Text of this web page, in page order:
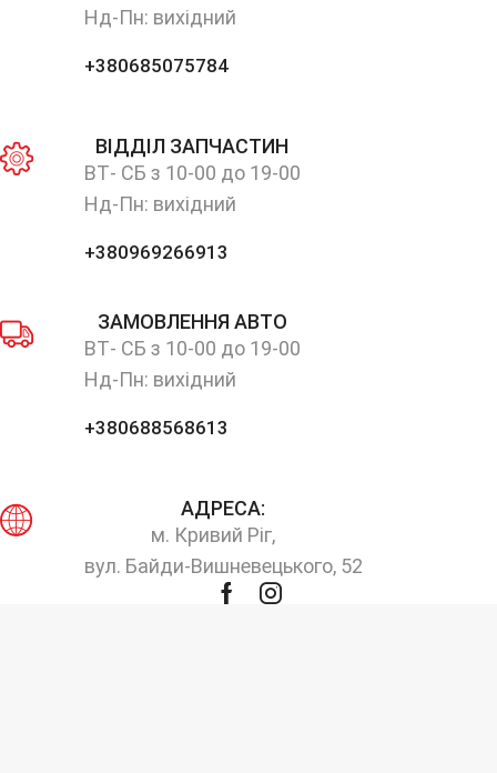
Нд-Пн: вихідний
+380685075784
ВІДДІЛ ЗАПЧАСТИН
ВТ- СБ з 10-00 до 19-00
Нд-Пн: вихідний
+380969266913
ЗАМОВЛЕННЯ АВТО
ВТ- СБ з 10-00 до 19-00
Нд-Пн: вихідний
+380688568613
АДРЕСА:
м. Кривий Ріг,
вул. Байди-Вишневецького, 52
FacebookInstagram